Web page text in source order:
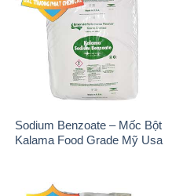
Sodium Benzoate – Mốc Bột
Kalama Food Grade Mỹ Usa